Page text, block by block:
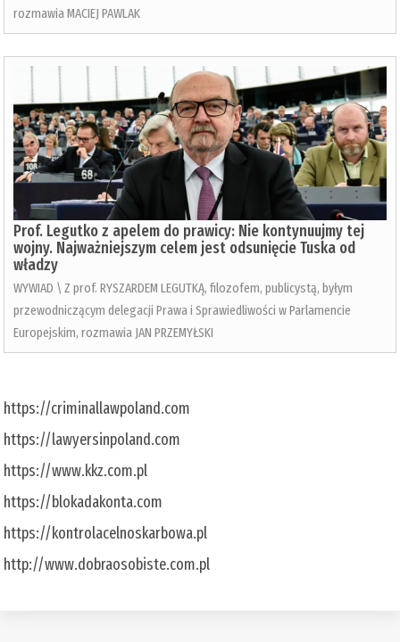
rozmawia MACIEJ PAWLAK
Prof. Legutko z apelem do prawicy: Nie kontynuujmy tej
wojny. Najważniejszym celem jest odsunięcie Tuska od
władzy
WYWIAD \ Z prof. RYSZARDEM LEGUTKĄ, filozofem, publicystą, byłym
przewodniczącym delegacji Prawa i Sprawiedliwości w Parlamencie
Europejskim, rozmawia JAN PRZEMYŁSKI
https://criminallawpoland.com
https://lawyersinpoland.com
https://www.kkz.com.pl
https://blokadakonta.com
https://kontrolacelnoskarbowa.pl
http://www.dobraosobiste.com.pl